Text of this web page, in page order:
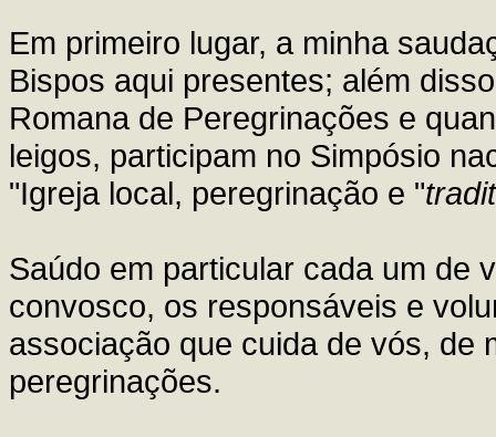
Em primeiro lugar, a minha
Bispos aqui presentes; além
Romana de Peregrinações e
leigos, participam no Simpósio
"Igreja local, peregrinação e "
Saúdo em particular cada um de
convosco, os responsáveis e
associação que cuida de vós, de
peregrinações.